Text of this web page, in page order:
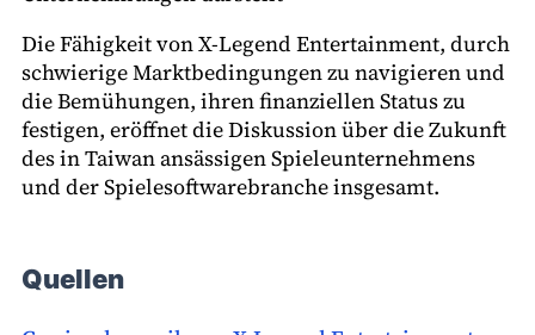
Die Fähigkeit von X-Legend Entertainment, durch
schwierige Marktbedingungen zu navigieren und
die Bemühungen, ihren finanziellen Status zu
festigen, eröffnet die Diskussion über die Zukunft
des in Taiwan ansässigen Spieleunternehmens
und der Spielesoftwarebranche insgesamt.
Quellen